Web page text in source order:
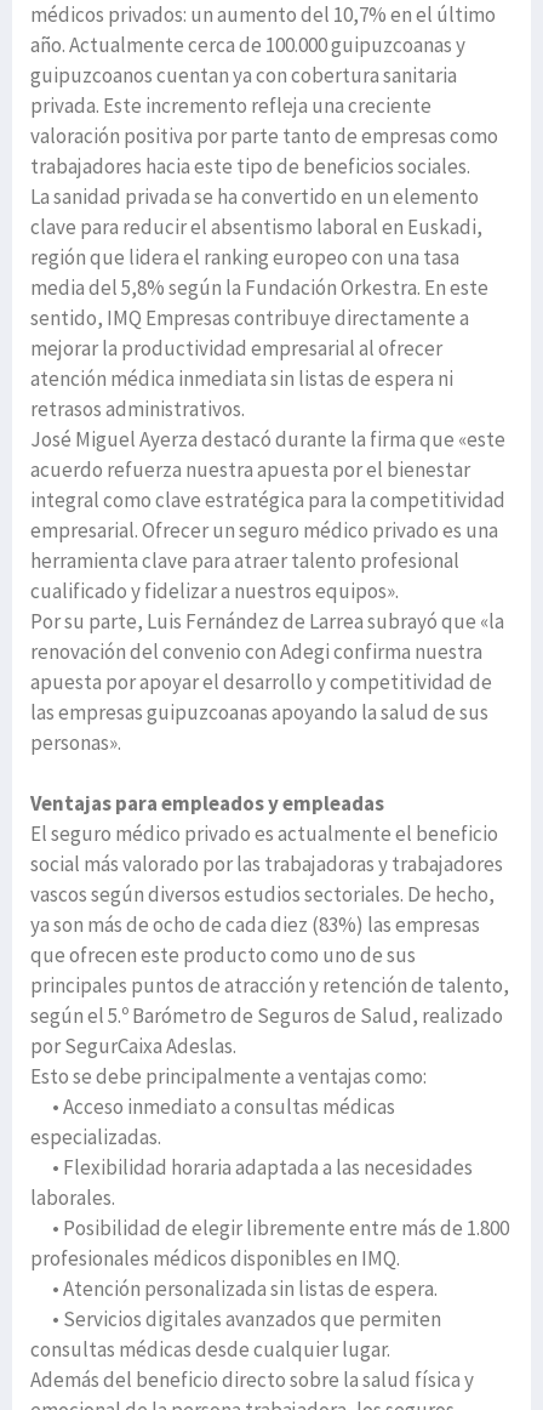
médicos privados: un aumento del 10,7% en el último
año. Actualmente cerca de 100.000 guipuzcoanas y
guipuzcoanos cuentan ya con cobertura sanitaria
privada. Este incremento refleja una creciente
valoración positiva por parte tanto de empresas como
trabajadores hacia este tipo de beneficios sociales.
La sanidad privada se ha convertido en un elemento
clave para reducir el absentismo laboral en Euskadi,
región que lidera el ranking europeo con una tasa
media del 5,8% según la Fundación Orkestra. En este
sentido, IMQ Empresas contribuye directamente a
mejorar la productividad empresarial al ofrecer
atención médica inmediata sin listas de espera ni
retrasos administrativos.
José Miguel Ayerza destacó durante la firma que «este
acuerdo refuerza nuestra apuesta por el bienestar
integral como clave estratégica para la competitividad
empresarial. Ofrecer un seguro médico privado es una
herramienta clave para atraer talento profesional
cualificado y fidelizar a nuestros equipos».
Por su parte, Luis Fernández de Larrea subrayó que «la
renovación del convenio con Adegi confirma nuestra
apuesta por apoyar el desarrollo y competitividad de
las empresas guipuzcoanas apoyando la salud de sus
personas».
Ventajas para empleados y empleadas
El seguro médico privado es actualmente el beneficio
social más valorado por las trabajadoras y trabajadores
vascos según diversos estudios sectoriales. De hecho,
ya son más de ocho de cada diez (83%) las empresas
que ofrecen este producto como uno de sus
principales puntos de atracción y retención de talento,
según el 5.º Barómetro de Seguros de Salud, realizado
por SegurCaixa Adeslas.
Esto se debe principalmente a ventajas como:
• Acceso inmediato a consultas médicas
especializadas.
• Flexibilidad horaria adaptada a las necesidades
laborales.
• Posibilidad de elegir libremente entre más de 1.800
profesionales médicos disponibles en IMQ.
• Atención personalizada sin listas de espera.
• Servicios digitales avanzados que permiten
consultas médicas desde cualquier lugar.
Además del beneficio directo sobre la salud física y